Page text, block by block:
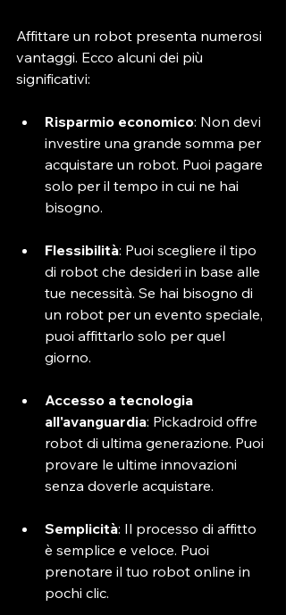
Affittare un robot presenta numerosi
vantaggi. Ecco alcuni dei più
significativi:
Risparmio economico: Non devi
investire una grande somma per
acquistare un robot. Puoi pagare
solo per il tempo in cui ne hai
bisogno.
Flessibilità: Puoi scegliere il tipo
di robot che desideri in base alle
tue necessità. Se hai bisogno di
un robot per un evento speciale,
puoi affittarlo solo per quel
giorno.
Accesso a tecnologia
all'avanguardia: Pickadroid offre
robot di ultima generazione. Puoi
provare le ultime innovazioni
senza doverle acquistare.
Semplicità: Il processo di affitto
è semplice e veloce. Puoi
prenotare il tuo robot online in
pochi clic.